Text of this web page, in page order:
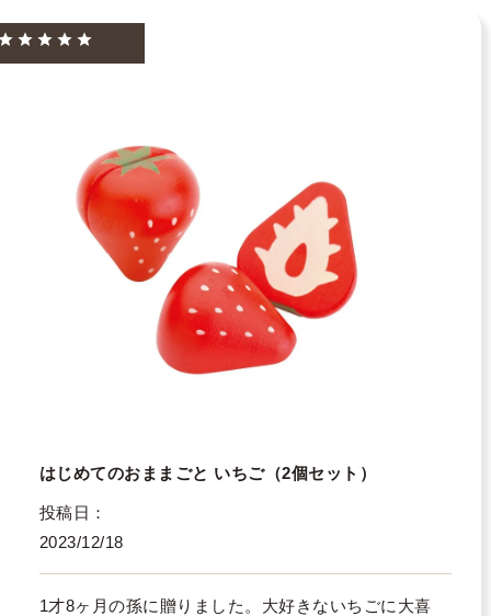
はじめてのおままごと いちご（2個セット）
投稿日
2023/12/18
1才8ヶ月の孫に贈りました。大好きないちごに大喜